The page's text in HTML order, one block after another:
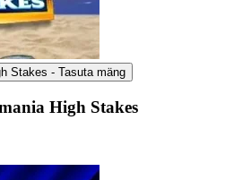
Stakes - Tasuta mäng
High Stakes